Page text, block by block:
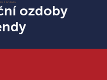
ozdoby